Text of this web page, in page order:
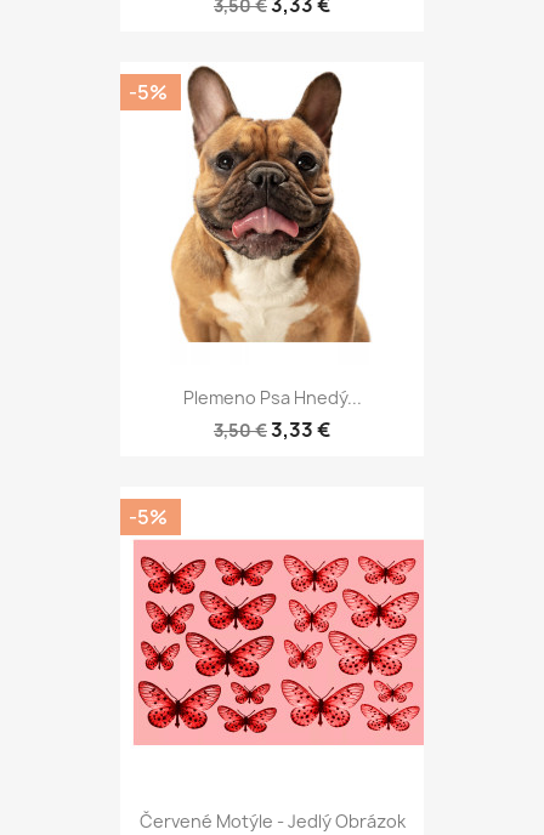
3,50 €
Plemeno Psa Hnedý...
3,50 €3,33 €
-5%
Červené Motýle - Jedlý Obrázok
-5%